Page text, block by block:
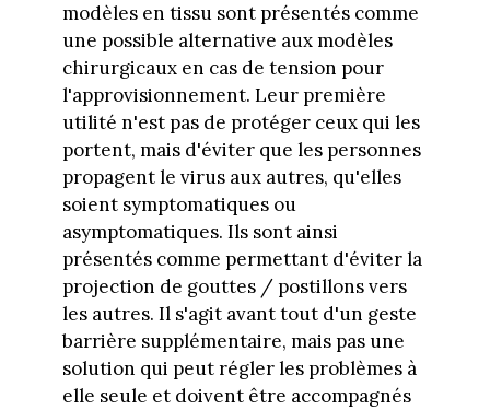
modèles en tissu sont présentés comme
une possible alternative aux modèles
chirurgicaux en cas de tension pour
l'approvisionnement. Leur première
utilité n'est pas de protéger ceux qui les
portent, mais d'éviter que les personnes
propagent le virus aux autres, qu'elles
soient symptomatiques ou
asymptomatiques. Ils sont ainsi
présentés comme permettant d'éviter la
projection de gouttes / postillons vers
les autres. Il s'agit avant tout d'un geste
barrière supplémentaire, mais pas une
solution qui peut régler les problèmes à
elle seule et doivent être accompagnés